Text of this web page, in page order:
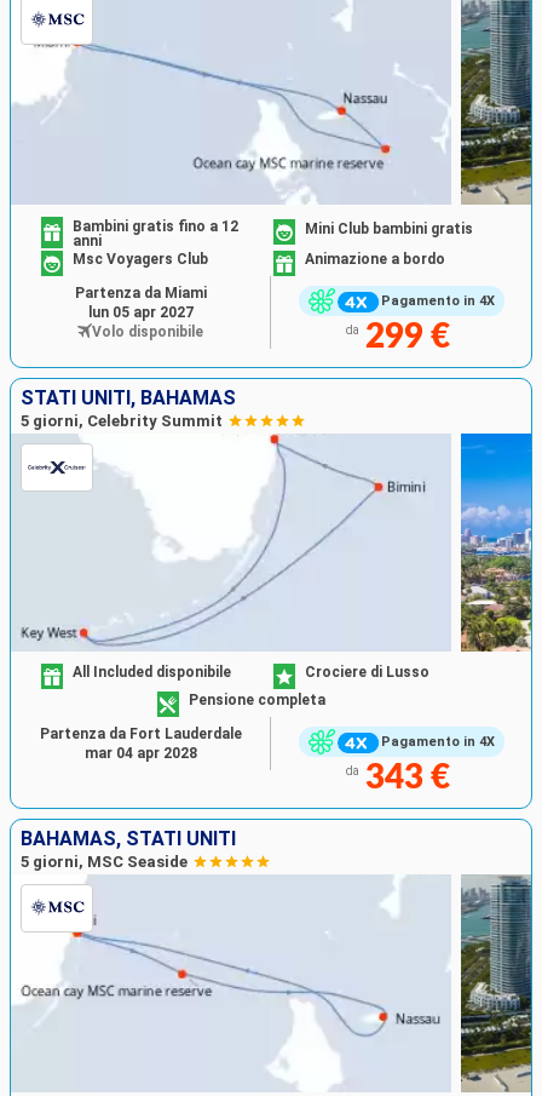
Pagamento in 4X
Bambini gratis fino a 12
anni
Mini Club bambini gratis
Msc Voyagers Club
Animazione a bordo
da 299 €
Partenza da Miami
lun 05 apr 2027
Volo disponibile
STATI UNITI, BAHAMAS
5 giorni, Celebrity Summit
Pagamento in 4X
All Included disponibile
Crociere di Lusso
Pensione completa
da 343 €
Partenza da Fort Lauderdale
mar 04 apr 2028
BAHAMAS, STATI UNITI
5 giorni, MSC Seaside